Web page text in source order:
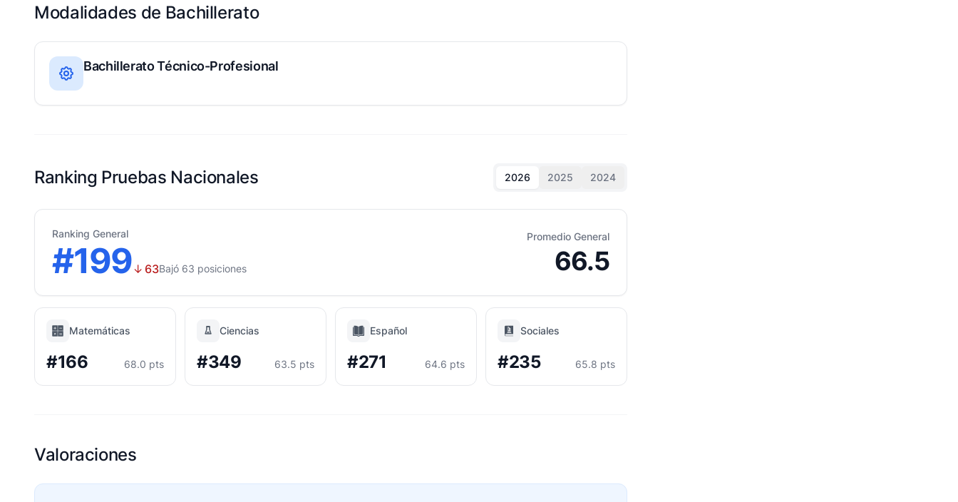
Modalidades de Bachillerato
Bachillerato Técnico-Profesional
Ranking Pruebas Nacionales 2026 2025 2024
Ranking General
#199↓ 63Bajó 63 posiciones
Promedio General
66.5
Matemáticas
#166 68.0 pts
Ciencias
#349 63.5 pts
Español
#271 64.6 pts
Sociales
#235 65.8 pts
Valoraciones